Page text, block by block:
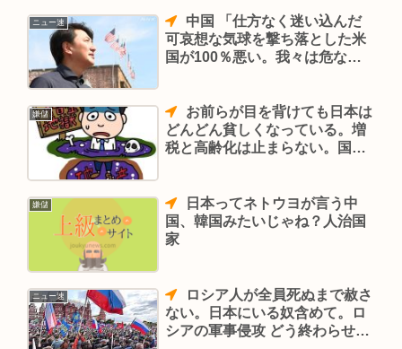
ニュー速
可哀想な気球を撃ち落とした米
国が100％悪い。我々は危ない
嫌儲
どんどん貧しくなっている。増
税と高齢化は止まらない。国の
嫌儲
国、韓国みたいじゃね？人治国
家
ニュー速
ない。日本にいる奴含めて。ロ
シアの軍事侵攻 どう終わらせ